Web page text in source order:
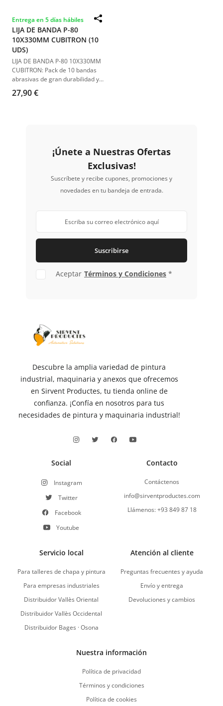
Entrega en 5 días hábiles
LIJA DE BANDA P-80
10X330MM CUBITRON (10
UDS)
LIJA DE BANDA P-80 10X330MM
CUBITRON: Pack de 10 bandas
abrasivas de gran durabilidad y
rendimiento, ideales para
acabados finos y uniformes.
27,90 €
¡Únete a Nuestras Ofertas
Exclusivas!
Suscríbete y recibe cupones, promociones y
novedades en tu bandeja de entrada.
Suscribirse
Aceptar Términos y Condiciones *
Descubre la amplia variedad de pintura
industrial, maquinaria y anexos que ofrecemos
en Sirvent Productes, tu tienda online de
confianza. ¡Confía en nosotros para tus
necesidades de pintura y maquinaria industrial!
Social
Instagram
Twitter
Facebook
Youtube
Contacto
Contáctenos
info@sirventproductes.com
Llámenos: +93 849 87 18
Servicio local
Para talleres de chapa y pintura
Para empresas industriales
Distribuidor Vallès Oriental
Distribuidor Vallès Occidental
Distribuidor Bages · Osona
Atención al cliente
Preguntas frecuentes y ayuda
Envío y entrega
Devoluciones y cambios
Nuestra información
Política de privacidad
Términos y condiciones
Política de cookies